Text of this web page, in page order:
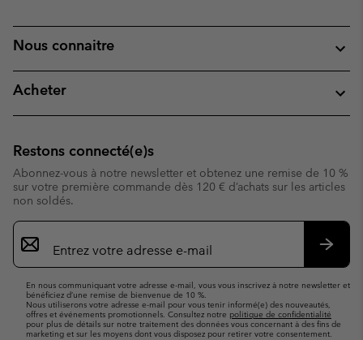
Nous connaitre
Acheter
Restons connecté(e)s
Abonnez-vous à notre newsletter et obtenez une remise de 10 %
sur votre première commande dès 120 € d’achats sur les articles
non soldés.
Inscription
par
e-
En nous communiquant votre adresse e-mail, vous vous inscrivez à notre newsletter et
bénéficiez d’une remise de bienvenue de 10 %.
Nous utiliserons votre adresse e-mail pour vous tenir informé(e) des nouveautés,
offres et événements promotionnels. Consultez notre politique de confidentialité
pour plus de détails sur notre traitement des données vous concernant à des fins de
marketing et sur les moyens dont vous disposez pour retirer votre consentement.